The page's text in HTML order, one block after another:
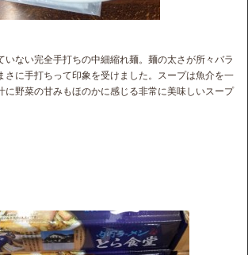
いない完全手打ちの中細縮れ麺。麺の太さが所々バラ
さに手打ちって印象を受けました。スープは魚介を一
に野菜の甘みもほのかに感じる非常に美味しいスープ